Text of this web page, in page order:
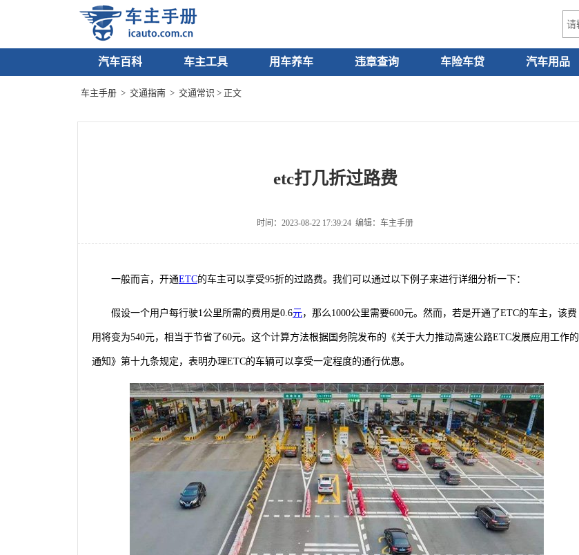
汽车百科 车主工具 用车养车 违章查询 车险车贷 汽车用品
车主手册 > 交通指南 > 交通常识 > 正文
etc打几折过路费
时间：2023-08-22 17:39:24 编辑：车主手册
一般而言，开通ETC的车主可以享受95折的过路费。我们可以通过以下例子来进行详细分析一下：
假设一个用户每行驶1公里所需的费用是0.6元，那么1000公里需要600元。然而，若是开通了ETC的车主，该费
用将变为540元，相当于节省了60元。这个计算方法根据国务院发布的《关于大力推动高速公路ETC发展应用工作的
通知》第十九条规定，表明办理ETC的车辆可以享受一定程度的通行优惠。